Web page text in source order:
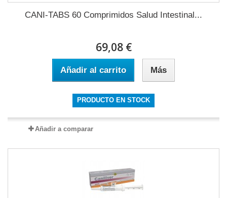
CANI-TABS 60 Comprimidos Salud Intestinal...
69,08 €
Añadir al carrito Más
PRODUCTO EN STOCK
Añadir a comparar